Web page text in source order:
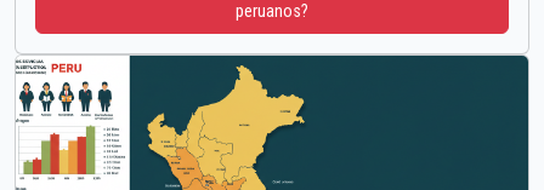
peruanos?